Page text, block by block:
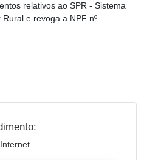
relativos ao SPR - Sistema
e revoga a NPF nº